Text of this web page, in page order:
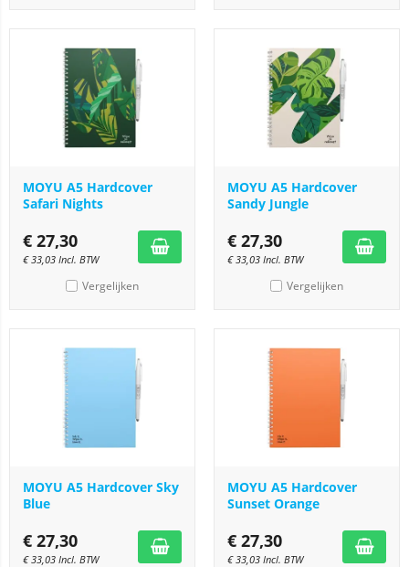
MOYU A5 Hardcover
Safari Nights
€ 27,30
€33,03 Incl. BTW
Vergelijken
MOYU A5 Hardcover
Sandy Jungle
€ 27,30
€33,03 Incl. BTW
Vergelijken
MOYU A5 Hardcover Sky
Blue
€ 27,30
€33,03 Incl. BTW
MOYU A5 Hardcover
Sunset Orange
€ 27,30
€33,03 Incl. BTW